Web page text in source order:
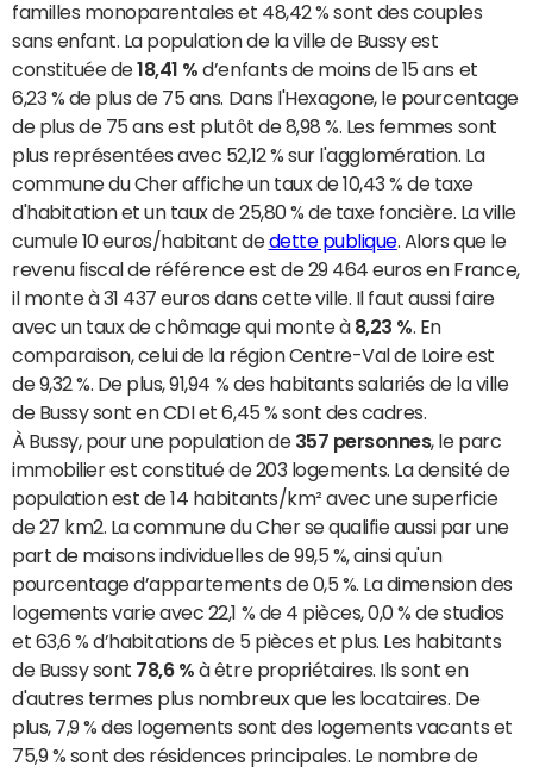
familles monoparentales et 48,42 % sont des couples
sans enfant. La population de la ville de Bussy est
constituée de18,41 % d’enfants de moins de 15 ans et
6,23 % de plus de 75 ans. Dans l'Hexagone, le pourcentage
de plus de 75 ans est plutôt de 8,98 %. Les femmes sont
plus représentées avec 52,12 % sur l'agglomération. La
commune du Cher affiche un taux de 10,43 % de taxe
d'habitation et un taux de 25,80 % de taxe foncière. La ville
cumule 10 euros/habitant dedette publique. Alors que le
revenu fiscal de référence est de 29 464 euros en France,
il monte à 31 437 euros dans cette ville. Il faut aussi faire
avec un taux de chômage qui monte à 8,23 % . En
comparaison, celui de la région Centre-Val de Loire est
de 9,32 %. De plus, 91,94 % des habitants salariés de la ville
de Bussy sont en CDI et 6,45 % sont des cadres.
À Bussy, pour une population de 357 personnes, le parc
immobilier est constitué de 203 logements. La densité de
population est de 14 habitants/km² avec une superficie
de 27 km2. La commune du Cher se qualifie aussi par une
part de maisons individuelles de 99,5 %, ainsi qu'un
pourcentage d’appartements de 0,5 %. La dimension des
logements varie avec 22,1 % de 4 pièces, 0,0 % de studios
et 63,6 % d’habitations de 5 pièces et plus. Les habitants
de Bussy sont 78,6 % à être propriétaires. Ils sont en
d'autres termes plus nombreux que les locataires. De
plus, 7,9 % des logements sont des logements vacants et
75,9 % sont des résidences principales. Le nombre de